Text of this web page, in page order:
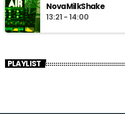
NovaMilkShake
13:21 - 14:00
PLAYLIST